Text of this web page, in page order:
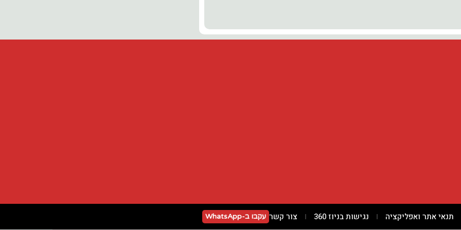
תנאי אתר ואפליקציה נגישות בניוז 360 צור קשר עקבו ב-WhatsApp